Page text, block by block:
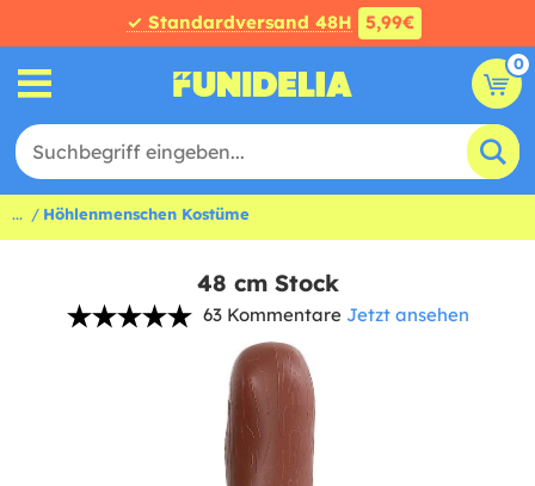
✓ Standardversand 48H 5,99€
0
... Höhlenmenschen Kostüme
48 cm Stock
63 Kommentare Jetzt ansehen